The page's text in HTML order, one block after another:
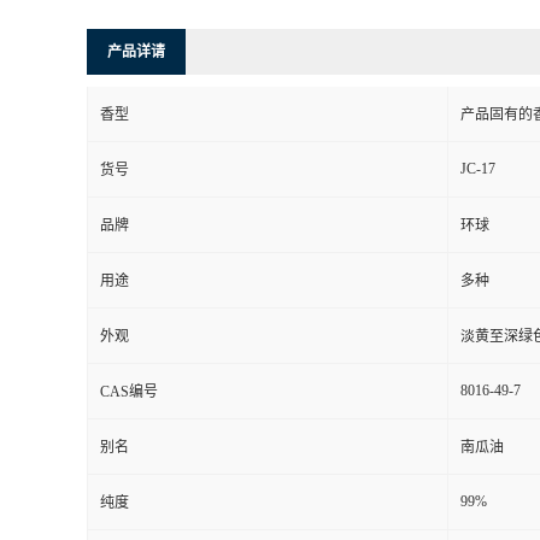
产品详请
香型 产品固有的
货号 JC-17
品牌 环球
用途 多种
外观 淡黄至深绿
CAS编号 8016-49-7
别名 南瓜油
纯度 99%